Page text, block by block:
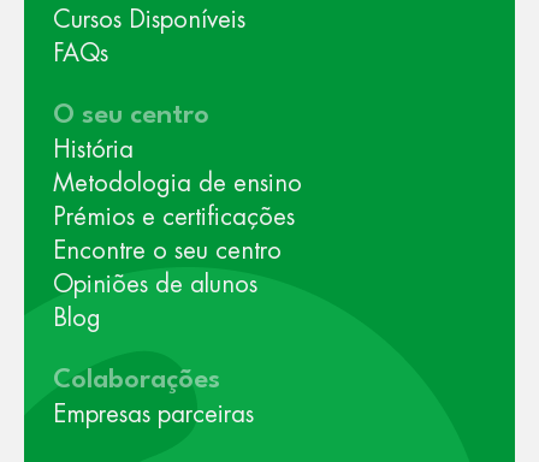
Cursos Disponíveis
FAQs
O seu centro
História
Metodologia de ensino
Prémios e certificações
Encontre o seu centro
Opiniões de alunos
Blog
Colaborações
Empresas parceiras